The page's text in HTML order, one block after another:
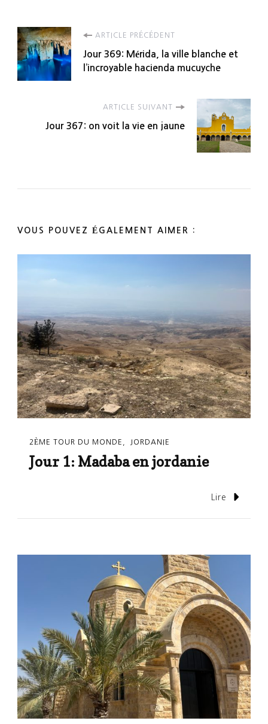
Navigation
d'article
ARTICLE PRÉCÉDENT
Jour 369: Mérida, la ville blanche et
l’incroyable hacienda mucuyche
ARTICLE SUIVANT
Jour 367: on voit la vie en jaune
VOUS POUVEZ ÉGALEMENT AIMER :
2ÈME TOUR DU MONDE JORDANIE
Jour 1: Madaba en jordanie
Lire